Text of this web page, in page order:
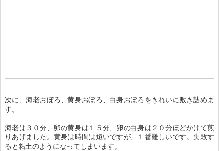
次に、海老おぼろ、黄身おぼろ、白身おぼろをきれいに敷き詰めま
す。
海老は３０分、卵の黄身は１５分、卵の白身は２０分ほどかけて煎
りあげました。黄身は時間は短いですが、１番難しいです。失敗す
ると粘土のようになってしまいます。